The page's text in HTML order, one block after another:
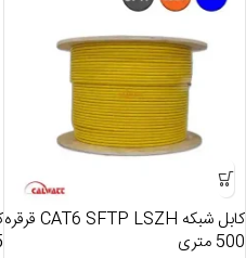
کابل شبکه CAT6 SFTP LSZH قرقره
500 متری